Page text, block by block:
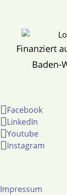
Finanziert
Baden-
Facebook
LinkedIn
Youtube
Instagram
Impressum